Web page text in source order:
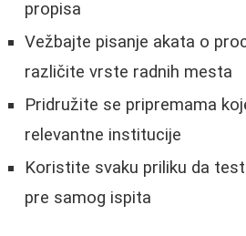
propisa
Vežbajte pisanje akata o
različite vrste radnih mesta
Pridružite se pripremama
relevantne institucije
Koristite svaku priliku da
pre samog ispita